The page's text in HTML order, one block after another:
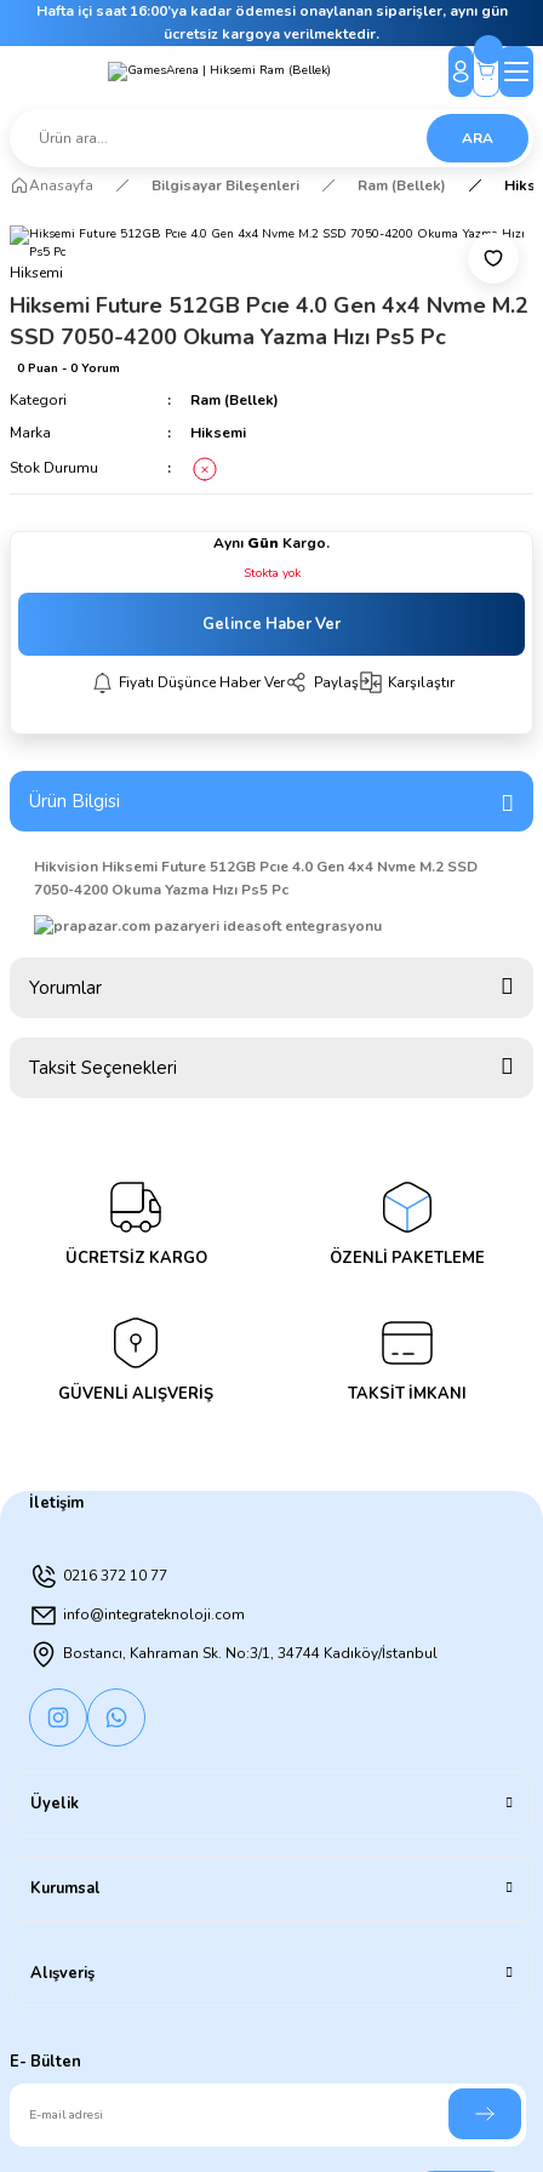
Hafta içi saat 16:00’ya kadar ödemesi onaylanan siparişler, aynı gün
ücretsiz kargoya verilmektedir.
ARA
Anasayfa Bilgisayar Bileşenleri Ram (Bellek)
Hiksemi
Hiksemi Future 512GB Pcıe 4.0 Gen 4x4 Nvme M.2
SSD 7050-4200 Okuma Yazma Hızı Ps5 Pc
0 Puan - 0 Yorum
Kategori
Ram (Bellek)
Marka
Hiksemi
Stok Durumu
Aynı Gün Kargo.
Stokta yok
Gelince Haber Ver
Fiyatı Düşünce Haber Ver Paylaş Karşılaştır
Ürün Bilgisi
Hikvision Hiksemi Future 512GB Pcıe 4.0 Gen 4x4 Nvme M.2 SSD
7050-4200 Okuma Yazma Hızı Ps5 Pc
Yorumlar
Taksit Seçenekleri
ÜCRETSİZ KARGO ÖZENLİ PAKETLEME
GÜVENLİ ALIŞVERİŞ TAKSİT İMKANI
İletişim
0216 372 10 77
info@integrateknoloji.com
Bostancı, Kahraman Sk. No:3/1, 34744 Kadıköy/İstanbul
Üyelik
Kurumsal
Alışveriş
E- Bülten